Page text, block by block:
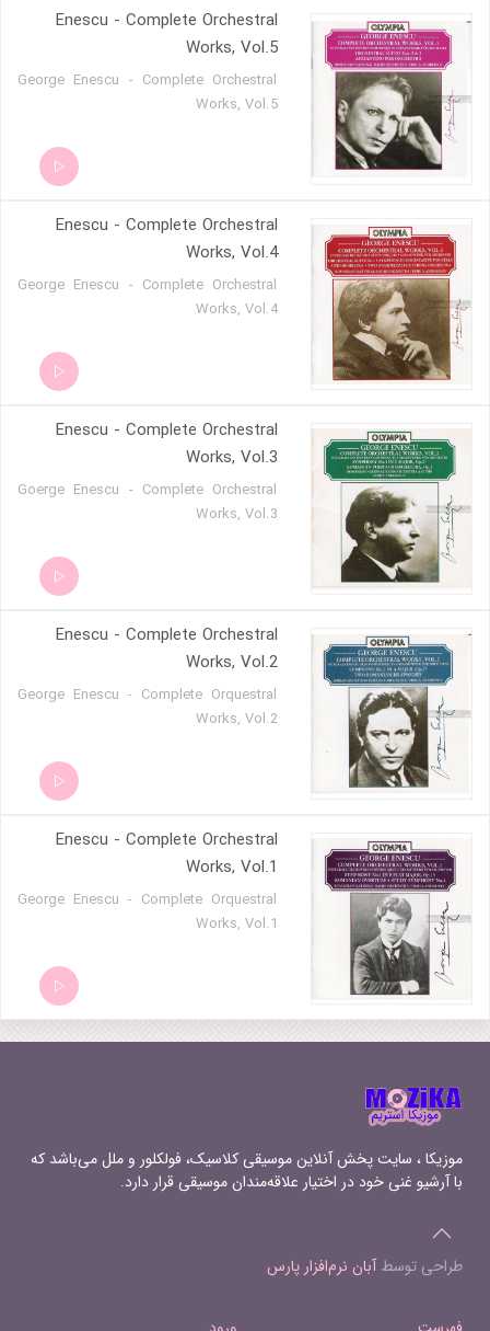
Enescu - Complete Orchestral
Works, Vol.5
George Enescu - Complete Orchestral
Works, Vol.5
Enescu - Complete Orchestral
Works, Vol.4
George Enescu - Complete Orchestral
Works, Vol.4
Enescu - Complete Orchestral
Works, Vol.3
Goerge Enescu - Complete Orchestral
Works, Vol.3
Enescu - Complete Orchestral
Works, Vol.2
George Enescu - Complete Orquestral
Works, Vol.2
Enescu - Complete Orchestral
Works, Vol.1
George Enescu - Complete Orquestral
Works, Vol.1
موزیکا ، سایت پخش آنلاین موسیقی کلاسیک، فولکلور و ملل می‌باشد که
با آرشیو غنی خود در اختیار علاقه‌مندان موسیقی قرار دارد.
طراحی توسطآبان نرم‌افزار پارس